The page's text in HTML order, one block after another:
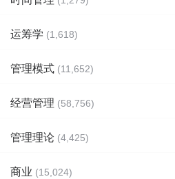
运筹学 (1,618)
管理模式 (11,652)
经营管理 (58,756)
管理理论 (4,425)
商业 (15,024)